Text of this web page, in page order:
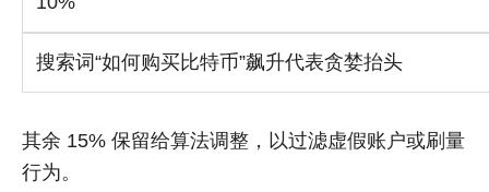
搜索词“如何购买比特币”飙升代表贪婪抬头
其余 15% 保留给算法调整，以过滤虚假账户或刷量
行为。